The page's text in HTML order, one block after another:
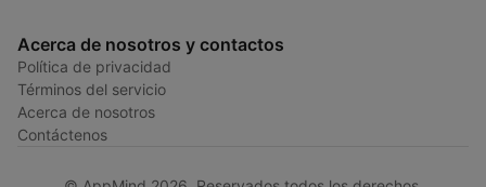
Acerca de nosotros y contactos
Política de privacidad
Términos del servicio
Acerca de nosotros
Contáctenos